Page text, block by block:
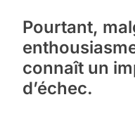
Pourtant,
connaît un
d’échec.